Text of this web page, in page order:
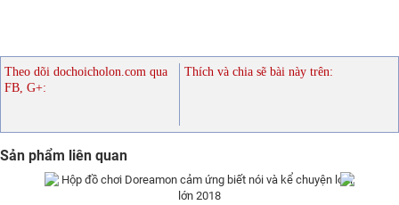
Theo dõi dochoicholon.com qua
FB, G+:
Thích và chia sẽ bài này trên:
Sản phẩm liên quan